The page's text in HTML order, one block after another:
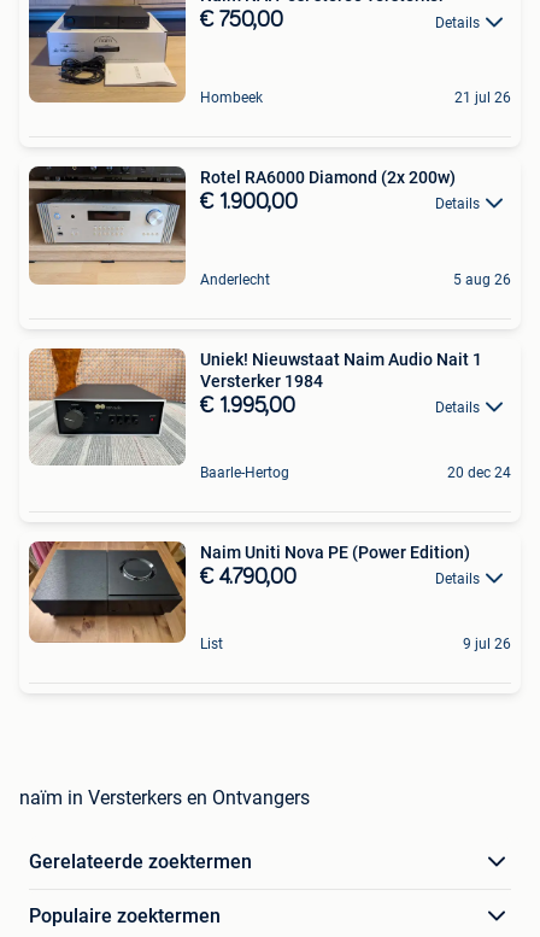
€ 750,00 Details
Hombeek 21 jul 26
Rotel RA6000 Diamond (2x 200w)
€ 1.900,00 Details
Anderlecht 5 aug 26
Uniek! Nieuwstaat Naim Audio Nait 1
Versterker 1984
€ 1.995,00 Details
Baarle-Hertog 20 dec 24
Naim Uniti Nova PE (Power Edition)
€ 4.790,00 Details
List 9 jul 26
naïm in Versterkers en Ontvangers
Gerelateerde zoektermen
Populaire zoektermen